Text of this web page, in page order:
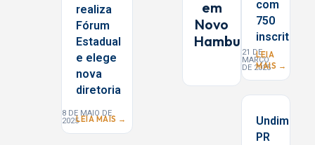
realiza
Fórum
Estadual
e elege
nova
diretoria
8 DE MAIO DE
2025LEIA MAIS →
em
Novo
Hamburgo
com
750
inscritos
21 DE
MARÇO
DE 2025
LEIA
MAIS →
Undime/
PR